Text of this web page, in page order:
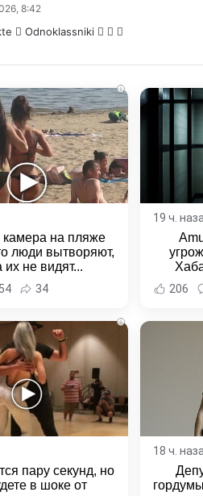
8:42
Odnoklassniki WhatsApp
Telegram
Email
i
на пляже
люди вытворяют,
их не видят...
54 34
19 ч.
206
i
пару секунд, но
в шоке от
18 ч.